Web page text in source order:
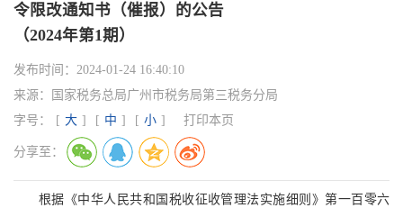
令限改通知书（催报）的公告
（2024年第1期）
发布时间： 2024-01-24 16:40:10
来源：
国家税务总局广州市税务局第三税务分局
字号：
[ 大 ] [ 中 ] [ 小 ] 打印本页
分享至：
根据《中华人民共和国税收征收管理法实施细则》第一百零六